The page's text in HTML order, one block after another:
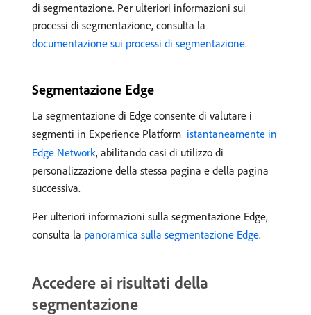
di segmentazione. Per ulteriori informazioni sui
processi di segmentazione, consulta la
documentazione sui processi di segmentazione.
Segmentazione Edge
La segmentazione di Edge consente di valutare i
segmenti in Experience Platform ​ istantaneamente in
Edge Network, abilitando casi di utilizzo di
personalizzazione della stessa pagina e della pagina
successiva.
Per ulteriori informazioni sulla segmentazione Edge,
consulta la panoramica sulla segmentazione Edge.
Accedere ai risultati della
segmentazione